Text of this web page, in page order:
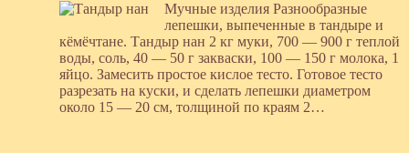
Мучные изделия Разнообразные
лепешки, выпеченные в тандыре и
кёмёчтане. Тандыр нан 2 кг муки, 700 — 900 г теплой
воды, соль, 40 — 50 г закваски, 100 — 150 г молока, 1
яйцо. Замесить простое кислое тесто. Готовое тесто
разрезать на куски, и сделать лепешки диаметром
около 15 — 20 см, толщиной по краям 2…